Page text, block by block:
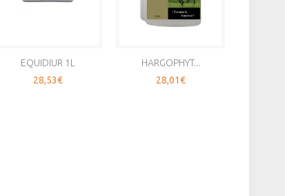
EQUIDIUR 1L
28,53€
HARGOPHYT...
28,01€